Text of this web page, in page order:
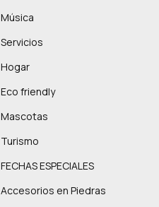
Música
Servicios
Hogar
Eco friendly
Mascotas
Turismo
FECHAS ESPECIALES
Accesorios en Piedras